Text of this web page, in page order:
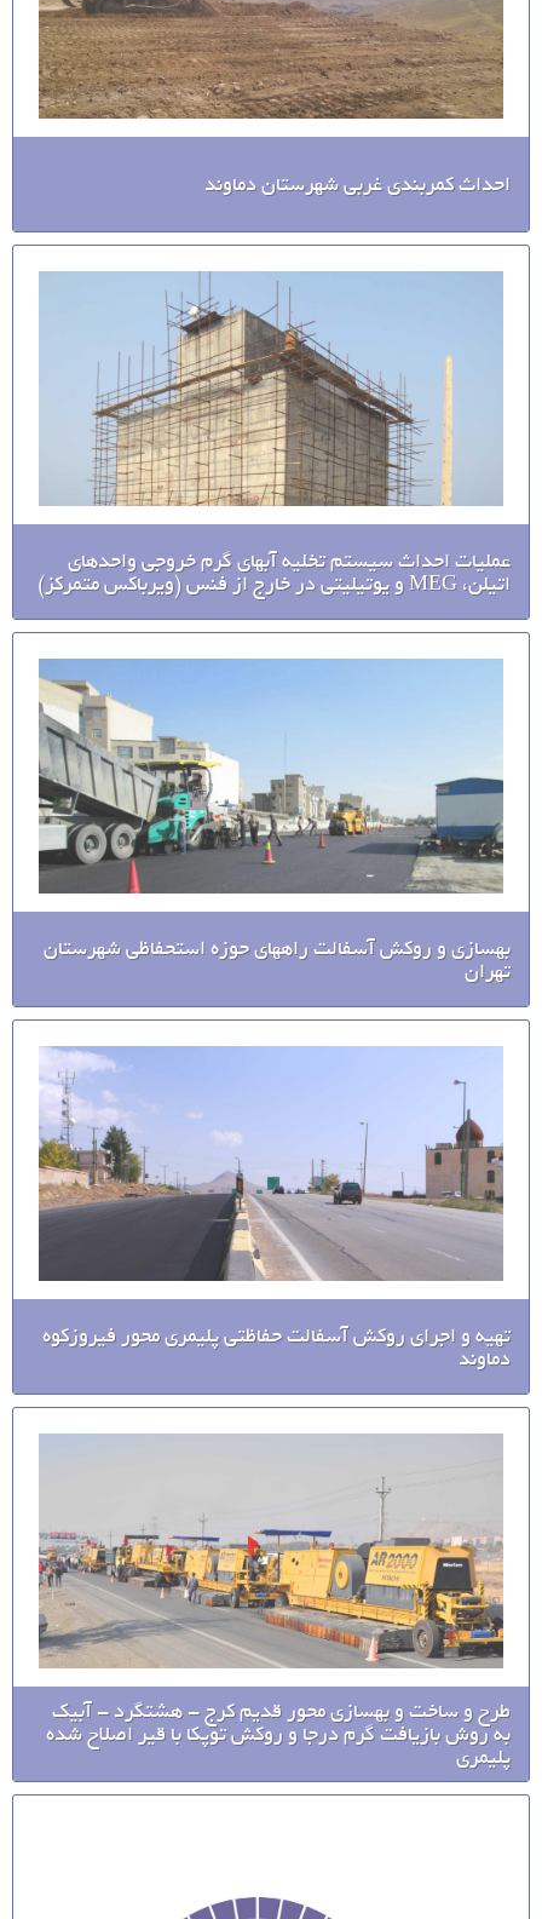
احداث کمربندی غربی شهرستان دماوند
عملیات احداث سیستم تخلیه آبهای گرم خروجی واحدهای
اتیلن، MEG و یوتیلیتی در خارج از فنس (ویرباکس متمرکز)
بهسازی و روکش آسفالت راههای حوزه استحفاظی شهرستان
تهران
تهیه و اجرای روکش آسفالت حفاظتی پلیمری محور فیروزکوه
دماوند
طرح و ساخت و بهسازی محور قدیم کرج - هشتگرد - آبیک
به روش بازیافت گرم درجا و روکش توپکا با قیر اصلاح شده
پلیمری